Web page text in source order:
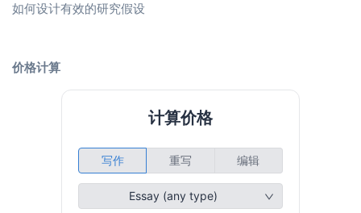
如何设计有效的研究假设
价格计算